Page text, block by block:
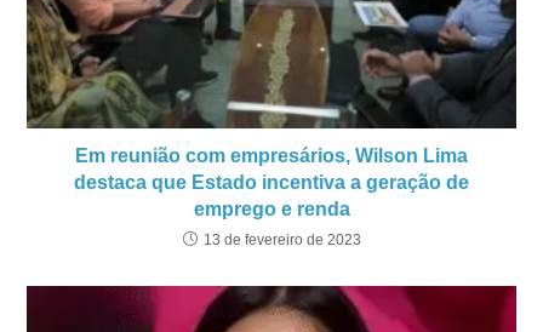
Em reunião com empresários, Wilson Lima
destaca que Estado incentiva a geração de
emprego e renda
13 de fevereiro de 2023